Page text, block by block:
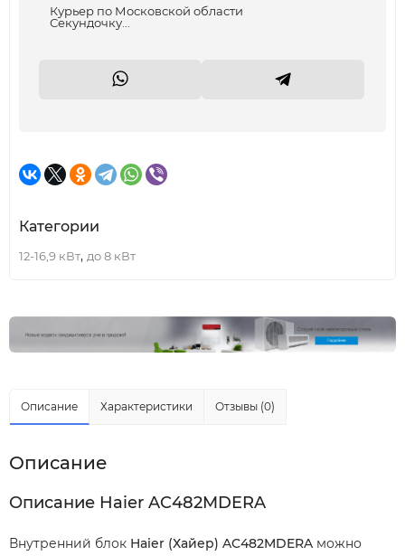
Курьер по Московской области
Секундочку...
Категории
12-16,9 кВт, до 8 кВт
Описание Характеристики Отзывы (0)
Описание
Описание Haier AC482MDERA
Внутренний блок Haier (Хайер) AC482MDERA можно